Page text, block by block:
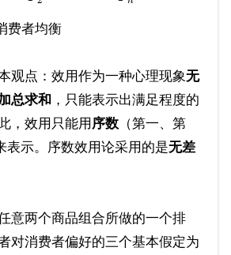
费者均衡
观点：效用作为一种心理现象无
总求和 ，只能表示出满足程度的
，效用只能用 序数（第一、第
表示。序数效用论采用的是无差
意两个商品组合所做的一个排
对消费者偏好的三个基本假定为